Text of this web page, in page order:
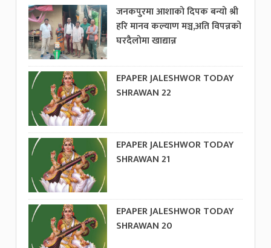
जनकपुरमा आशाको दिपक बन्यो श्री
हरि मानव कल्याण मञ्च,अति विपन्नको
घरदैलोमा खाद्यान्न
EPAPER JALESHWOR TODAY
SHRAWAN 22
EPAPER JALESHWOR TODAY
SHRAWAN 21
EPAPER JALESHWOR TODAY
SHRAWAN 20